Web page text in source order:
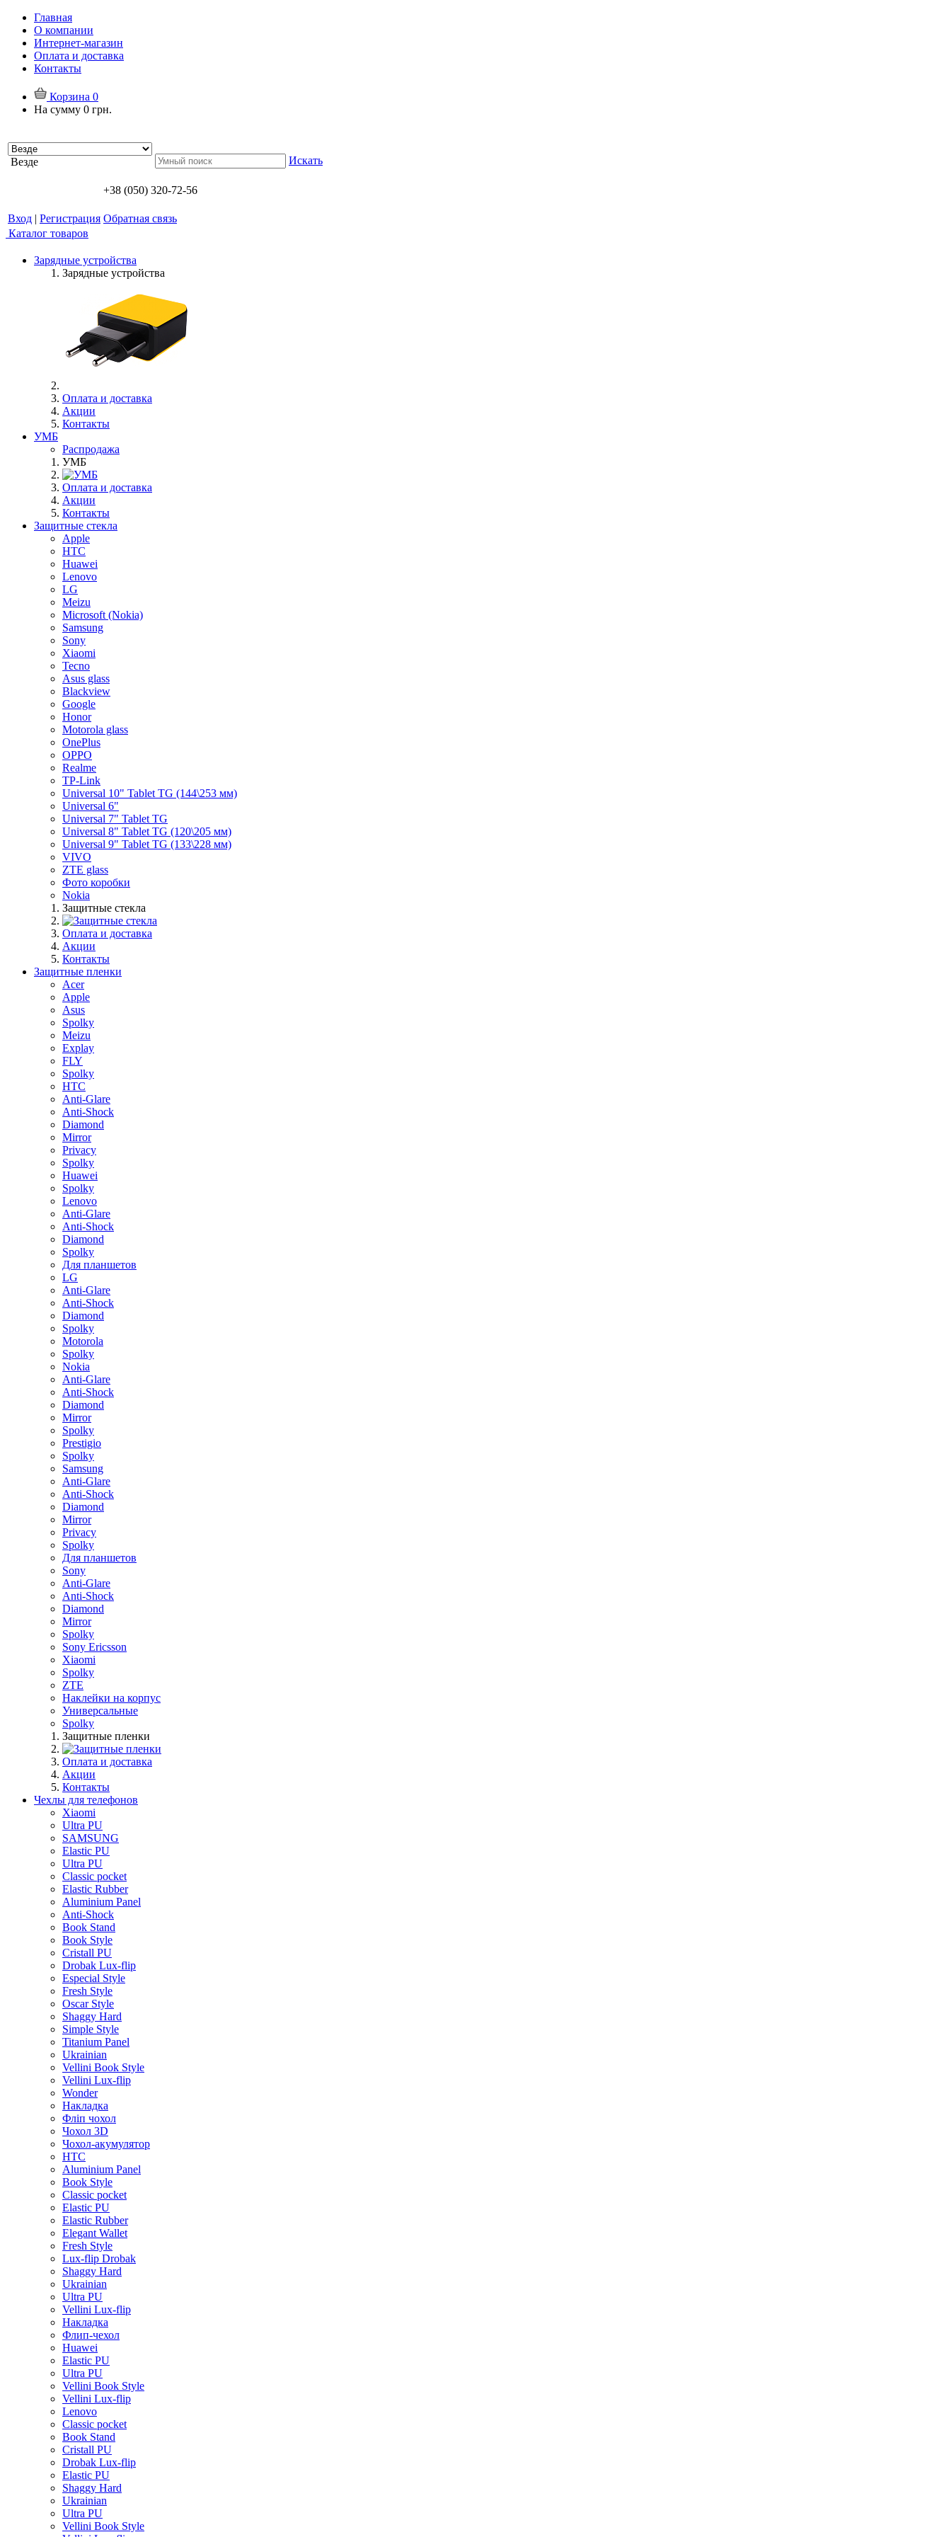
Главная
О компании
Интернет-магазин
Оплата и доставка
Контакты
Корзина 0
На сумму 0 грн.
Везде Искать
+38 (050) 320-72-56
Вход | Регистрация Обратная связь
Каталог товаров
Зарядные устройства
Зарядные устройства
Оплата и доставка
Акции
Контакты
УМБ
Распродажа
УМБ
Оплата и доставка
Акции
Контакты
Защитные стекла
Apple
HTC
Huawei
Lenovo
LG
Meizu
Microsoft (Nokia)
Samsung
Sony
Xiaomi
Tecno
Asus glass
Blackview
Google
Honor
Motorola glass
OnePlus
OPPO
Realme
TP-Link
Universal 10" Tablet TG (144\253 мм)
Universal 6"
Universal 7" Tablet TG
Universal 8" Tablet TG (120\205 мм)
Universal 9" Tablet TG (133\228 мм)
VIVO
ZTE glass
Фото коробки
Nokia
Защитные стекла
Оплата и доставка
Акции
Контакты
Защитные пленки
Acer
Apple
Asus
Spolky
Meizu
Explay
FLY
Spolky
HTC
Anti-Glare
Anti-Shock
Diamond
Mirror
Privacy
Spolky
Huawei
Spolky
Lenovo
Anti-Glare
Anti-Shock
Diamond
Spolky
Для планшетов
LG
Anti-Glare
Anti-Shock
Diamond
Spolky
Motorola
Spolky
Nokia
Anti-Glare
Anti-Shock
Diamond
Mirror
Spolky
Prestigio
Spolky
Samsung
Anti-Glare
Anti-Shock
Diamond
Mirror
Privacy
Spolky
Для планшетов
Sony
Anti-Glare
Anti-Shock
Diamond
Mirror
Spolky
Sony Ericsson
Xiaomi
Spolky
ZTE
Наклейки на корпус
Универсальные
Spolky
Защитные пленки
Оплата и доставка
Акции
Контакты
Чехлы для телефонов
Xiaomi
Ultra PU
SAMSUNG
Elastic PU
Ultra PU
Classic pocket
Elastic Rubber
Aluminium Panel
Anti-Shock
Book Stand
Book Style
Cristall PU
Drobak Lux-flip
Especial Style
Fresh Style
Oscar Style
Shaggy Hard
Simple Style
Titanium Panel
Ukrainian
Vellini Book Style
Vellini Lux-flip
Wonder
Накладка
Фліп чохол
Чохол 3D
Чохол-акумулятор
HTC
Aluminium Panel
Book Style
Classic pocket
Elastic PU
Elastic Rubber
Elegant Wallet
Fresh Style
Lux-flip Drobak
Shaggy Hard
Ukrainian
Ultra PU
Vellini Lux-flip
Накладка
Флип-чехол
Huawei
Elastic PU
Ultra PU
Vellini Book Style
Vellini Lux-flip
Lenovo
Classic pocket
Book Stand
Cristall PU
Drobak Lux-flip
Elastic PU
Shaggy Hard
Ukrainian
Ultra PU
Vellini Book Style